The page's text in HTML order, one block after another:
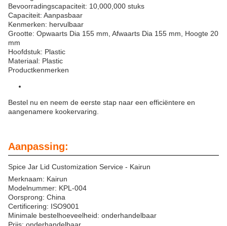
Bevoorradingscapaciteit: 10,000,000 stuks
Capaciteit: Aanpasbaar
Kenmerken: hervulbaar
Grootte: Opwaarts Dia 155 mm, Afwaarts Dia 155 mm, Hoogte 20
mm
Hoofdstuk: Plastic
Materiaal: Plastic
Productkenmerken
Bestel nu en neem de eerste stap naar een efficiëntere en
aangenamere kookervaring.
Aanpassing:
Spice Jar Lid Customization Service - Kairun
Merknaam: Kairun
Modelnummer: KPL-004
Oorsprong: China
Certificering: ISO9001
Minimale bestelhoeveelheid: onderhandelbaar